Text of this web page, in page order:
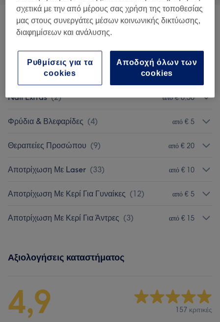
Laser (5) από € 15
Τεχνητά Νύχια (4) από € 25
Μανικιούρ & Πεντικιούρ
Nail Extras (2) από € 0,50
Φρύδια & Βλεφαρίδες (4) από € 5
Θεραπείες Προσώπου (9) από € 20
Αποτρίχωση Με Laser (33) από € 10
Αποτρίχωση Με Κερί Για Γυναίκες (12) από € 5
Αποτρίχωση Με Κερί Για Άντρες (3) από € 15
Αξιολογήσεις καταστήματος
4,9 157 κριτικές
σχετικά με την από μέρους σας χρήση της τοποθεσίας
μας στους συνεργάτες μέσων κοινωνικής δικτύωσης,
διαφημίσεων και ανάλυσης.
Αποδοχή όλων των
cookies
Ρυθμίσεις για τα
cookies